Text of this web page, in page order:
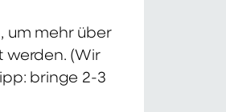
um mehr über
werden. (Wir
bringe 2-3